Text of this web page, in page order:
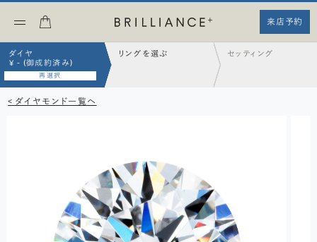
来店予約
ダイヤ
¥ - (御成約済み)
再選択
リングを選ぶ セッティング
< ダイヤモンド一覧へ